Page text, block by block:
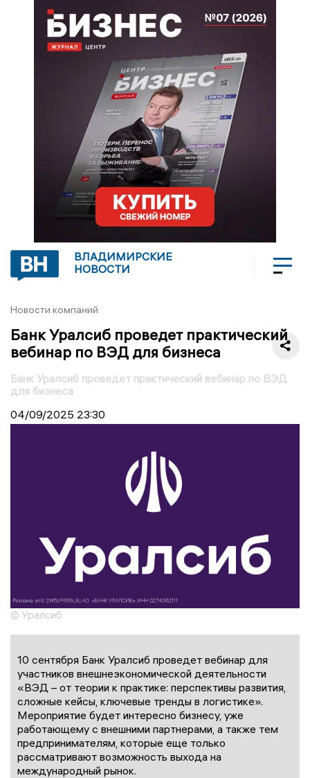
ВЛАДИМИРСКИЕ
НОВОСТИ
Новости компаний
Банк Уралсиб проведет практический
вебинар по ВЭД для бизнеса
Банк Уралсиб проведет практический вебинар по ВЭД
для бизнеса
04/09/2025 23:30
© Уралсиб
10 сентября Банк Уралсиб проведет вебинар для
участников внешнеэкономической деятельности
«ВЭД – от теории к практике: перспективы развития,
сложные кейсы, ключевые тренды в логистике».
Мероприятие будет интересно бизнесу, уже
работающему с внешними партнерами, а также тем
предпринимателям, которые еще только
рассматривают возможность выхода на
международный рынок.